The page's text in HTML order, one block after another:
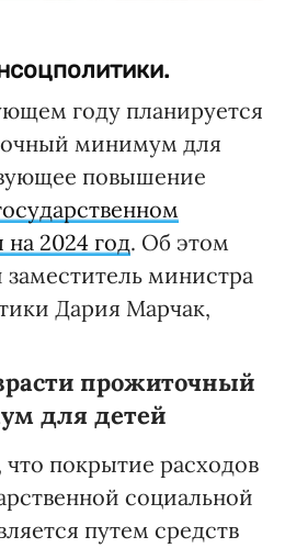
году планируется
минимум для
повышение
2024 год. Об этом
министра
Дария Марчак,
прожиточный
для детей
покрытие расходов
социальной
путем средств